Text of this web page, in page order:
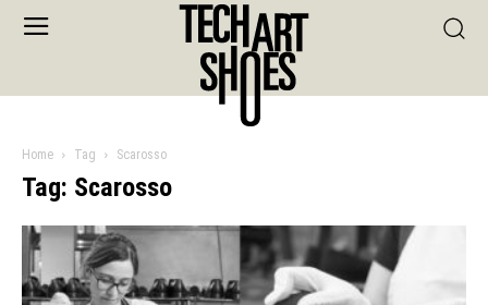
Home Tag Scarosso
Tag: Scarosso